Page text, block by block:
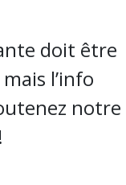
vaccinale,
doit être
l’info
notre